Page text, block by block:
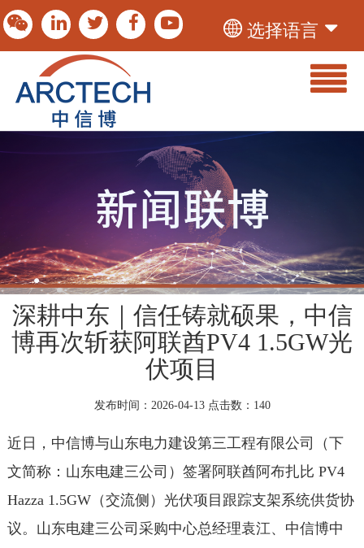
选择语言
深耕中东｜信任铸就硕果，中信
博再次斩获阿联酋PV4 1.5GW光
伏项目
发布时间：2026-04-13 点击数： 140
近日，中信博与山东电力建设第三工程有限公司（下
文简称：山东电建三公司）签署阿联酋阿布扎比 PV4
Hazza 1.5GW（交流侧）光伏项目跟踪支架系统供货协
议。山东电建三公司采购中心总经理袁江、中信博中